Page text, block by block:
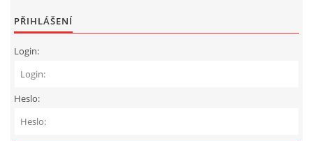
PŘIHLÁŠENÍ
Login:
Heslo: